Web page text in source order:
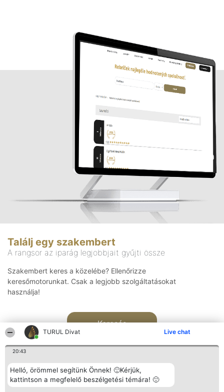
TURUL Divat Live chat
20:43
Helló, örömmel segítünk Önnek! 🙂Kérjük,
kattintson a megfelelő beszélgetési témára! 🙂
Találj egy szakembert
A rangsor az iparág legjobbjait gyűjti össze
Szakembert keres a közelébe? Ellenőrizze
keresőmotorunkat. Csak a legjobb szolgáltatásokat
használja!
Keresés